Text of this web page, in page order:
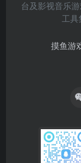
台及影视音乐
工具
摸鱼游